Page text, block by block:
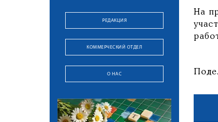
РЕДАКЦИЯ
КОММЕРЧЕСКИЙ ОТДЕЛ
О НАС
На